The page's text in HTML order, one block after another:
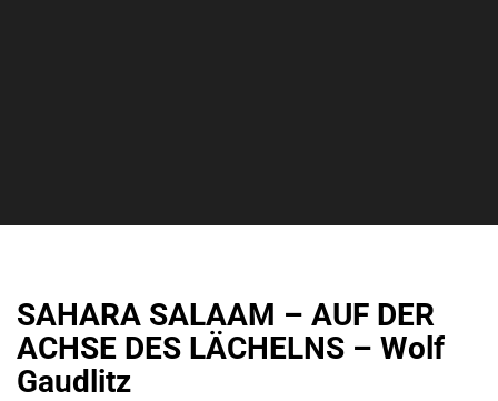
SAHARA SALAAM – AUF DER
ACHSE DES LÄCHELNS – Wolf
Gaudlitz